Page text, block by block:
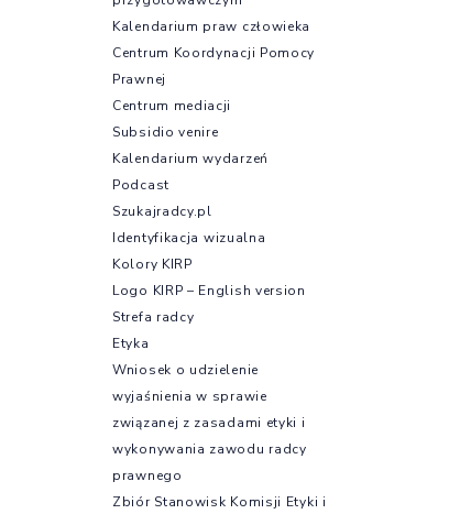
Kalendarium praw człowieka
Centrum Koordynacji Pomocy
Prawnej
Centrum mediacji
Subsidio venire
Kalendarium wydarzeń
Podcast
Szukajradcy.pl
Identyfikacja wizualna
Kolory KIRP
Logo KIRP – English version
Strefa radcy
Etyka
Wniosek o udzielenie
wyjaśnienia w sprawie
związanej z zasadami etyki i
wykonywania zawodu radcy
prawnego
Zbiór Stanowisk Komisji Etyki i